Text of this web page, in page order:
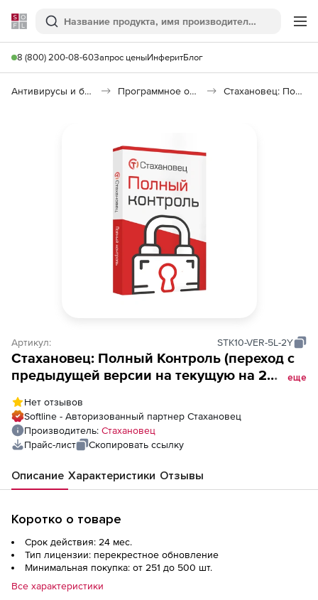
Softline
Поиск
8 (800) 200-08-60Запрос ценыИнферитБлог
Антивирусы и безопасность Программное обеспечение для контроля персонала Стахановец: Полный Контроль
Артикул: STK10-VER-5L-2Y
Стахановец: Полный Контроль (переход с
предыдущей версии на текущую на 2
еще
Нет отзывов
Softline - Авторизованный партнер Стахановец
Производитель: Стахановец
Прайс-лист
Скопировать ссылку
Описание Характеристики Отзывы
Коротко о товаре
Срок действия: 24 мес.
Тип лицензии: перекрестное обновление
Минимальная покупка: от 251 до 500 шт.
Все характеристики